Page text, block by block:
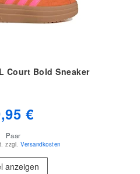
Court Bold Sneaker
€
Paar
zzgl. Versandkosten
anzeigen